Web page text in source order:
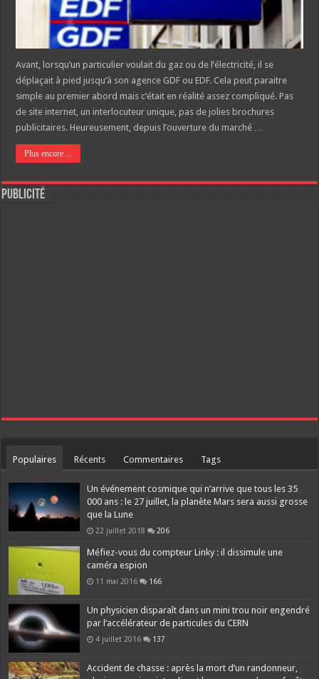
Avant, lorsqu’un particulier voulait du gaz ou de l’électricité, il se
déplaçait à pied jusqu’à son agence GDF ou EDF. Cela peut paraitre
simple au premier abord mais c’était en réalité assez compliqué. Pas
de site internet, un interlocuteur unique, pas de jolies brochures
publicitaires. Heureusement, depuis l’ouverture du marché …
Plus encore ...
Publicité
Populaires Récents Commentaires Tags
Un événement cosmique qui n’arrive que tous les 35
000 ans : le 27 juillet, la planète Mars sera aussi grosse
que la Lune
22 juillet 2018 206
Méfiez-vous du compteur Linky : il dissimule une
caméra espion
11 mai 2016 166
Un physicien disparaît dans un mini trou noir engendré
par l’accélérateur de particules du CERN
4 juillet 2016 137
Accident de chasse : après la mort d’un randonneur,